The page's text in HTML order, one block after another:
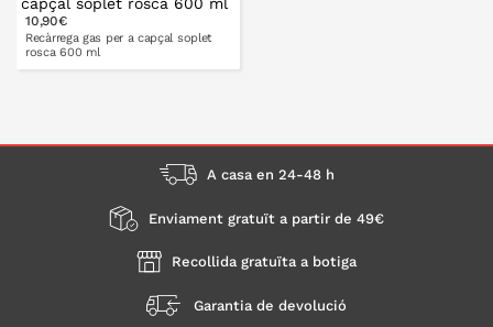
A LA CISTELLA
10,90€
Recàrrega gas per a capçal soplet
rosca 600 ml
A LA CISTELLA
A casa en 24-48 h
Enviament gratuït a partir de 49€
Recollida gratuïta a botiga
Garantia de devolució